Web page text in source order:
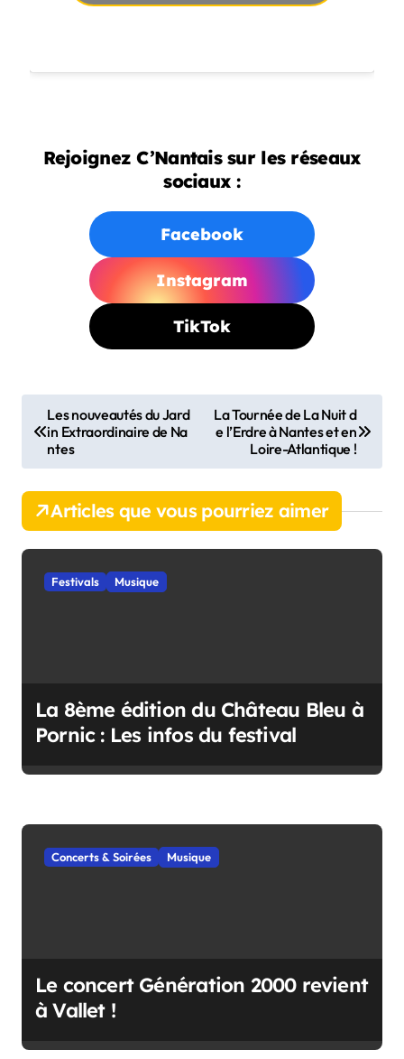
Rejoignez C’Nantais sur les réseaux
sociaux :
Facebook
Instagram
TikTok
a
v
i
g
a
l
a
Les nouveautés du Jard
in Extraordinaire de Na
ntes
La Tournée de La Nuit d
e l’Erdre à Nantes et en
Loire-Atlantique !
Articles que vous pourriez aimer
Festivals Musique
La 8ème édition du Château Bleu à
Pornic : Les infos du festival
Concerts & Soirées Musique
Le concert Génération 2000 revient
à Vallet !